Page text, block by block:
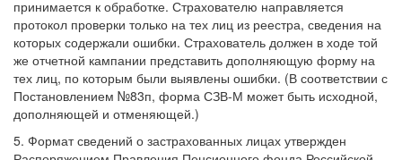
принимается к обработке. Страхователю направляется
протокол проверки только на тех лиц из реестра, сведения на
которых содержали ошибки. Страхователь должен в ходе той
же отчетной кампании представить дополняющую форму на
тех лиц, по которым были выявлены ошибки. (В соответствии с
Постановлением №83п, форма СЗВ-М может быть исходной,
дополняющей и отменяющей.)
5. Формат сведений о застрахованных лицах утвержден